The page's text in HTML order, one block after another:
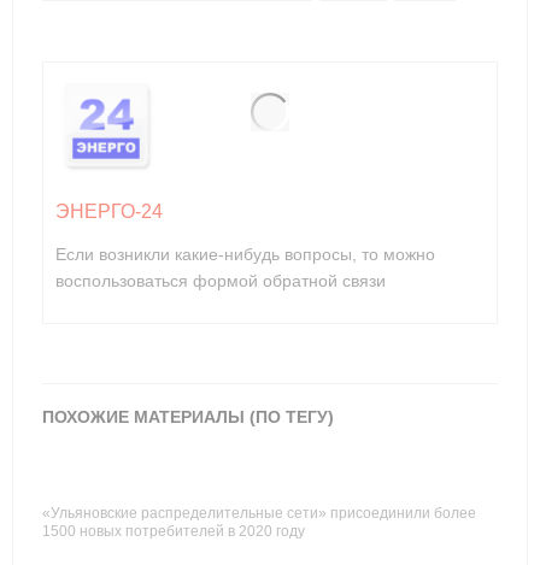
ЭНЕРГО-24
Если возникли какие-нибудь вопросы, то можно
воспользоваться формой обратной связи
ПОХОЖИЕ МАТЕРИАЛЫ (ПО ТЕГУ)
«Ульяновские распределительные сети» присоединили более
1500 новых потребителей в 2020 году